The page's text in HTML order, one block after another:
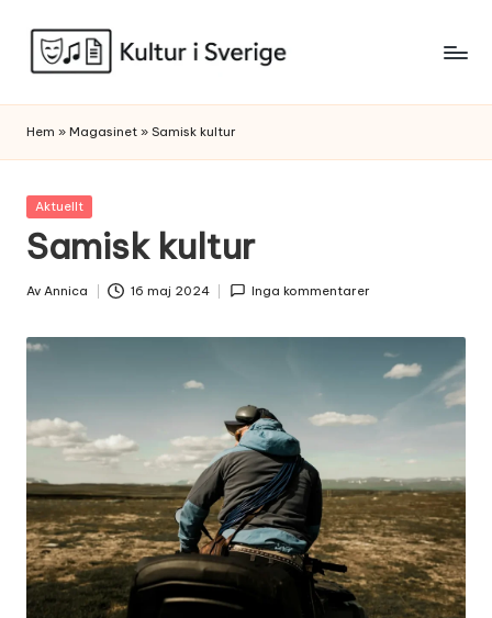
K
u
l
t
u
r
i
S
v
e
r
i
g
e
Hem » Magasinet » Samisk kultur
Posted
Aktuellt
Samisk kultur
Av Annica 16 maj 2024 Inga kommentarer